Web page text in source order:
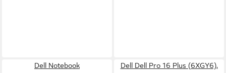
Dell Notebook
Dell Dell Pro 16 Plus (6XGY6),